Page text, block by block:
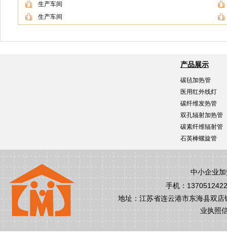
生产车间
生产车间
产品展示
碳毡加热管
医用红外线灯
碳纤维发热管
双孔辐射加热管
碳素纤维辐射管
石英棒螺旋管
中小企业
手机：
地址：江苏省连云港市东海县双
业执照